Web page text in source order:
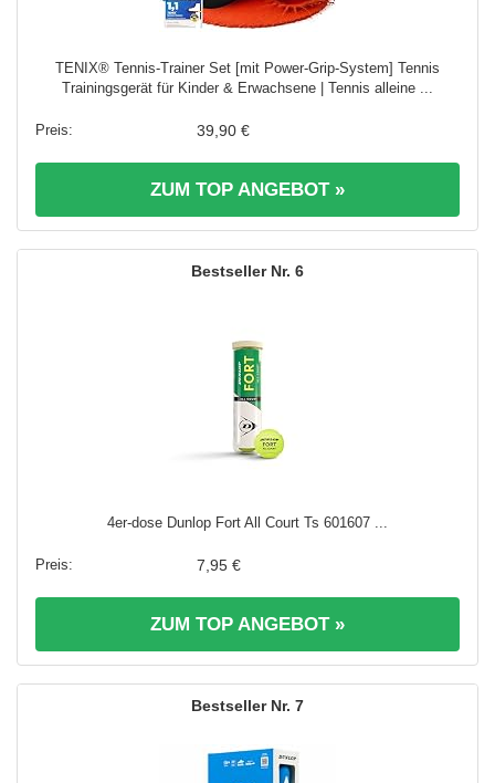
TENIX® Tennis-Trainer Set [mit Power-Grip-System] Tennis
Trainingsgerät für Kinder & Erwachsene | Tennis alleine ...
39,90 €
ZUM TOP ANGEBOT »
6
4er-dose Dunlop Fort All Court Ts 601607 ...
7,95 €
ZUM TOP ANGEBOT »
7